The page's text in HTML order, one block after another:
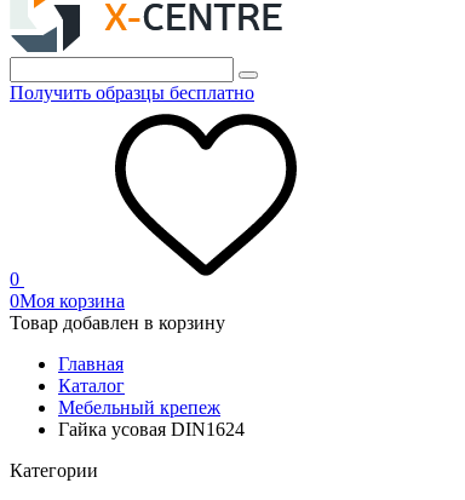
Получить образцы бесплатно
0
0Моя корзина
Товар добавлен в корзину
Главная
Каталог
Мебельный крепеж
Гайка усовая DIN1624
Категории